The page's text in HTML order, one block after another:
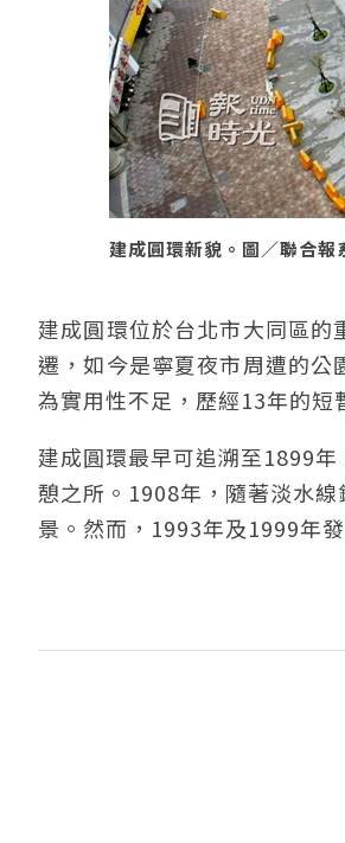
建成圓環新貌。圖／聯合
建成圓環位於台北市大同區
遷，如今是寧夏夜市周遭的
為實用性不足，歷經13年的短
建成圓環最早可追溯至1899
憩之所。1908年，隨著淡水
景。然而，1993年及1999年